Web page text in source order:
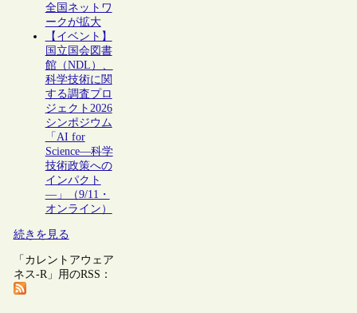
全国ネットワ
ークが拡大
【イベント】
国立国会図書
館（NDL）、
科学技術に関
する調査プロ
ジェクト2026
シンポジウム
「AI for
Science―科学
技術政策への
インパクト
―」（9/11・
オンライン）
続きを見る
「カレントアウェア
ネス-R」用のRSS：